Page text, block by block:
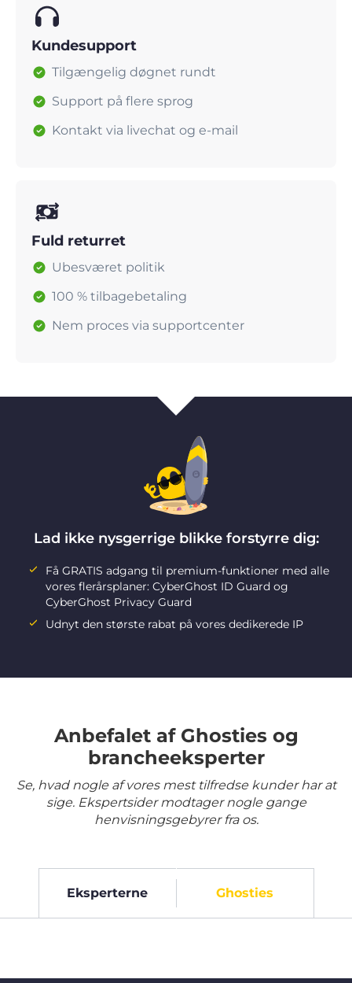
Kundesupport
Tilgængelig døgnet rundt
Support på flere sprog
Kontakt via livechat og e-mail
Fuld returret
Ubesværet politik
100 % tilbagebetaling
Nem proces via supportcenter
Lad ikke nysgerrige blikke forstyrre dig:
Få GRATIS adgang til premium-funktioner med alle
vores flerårsplaner: CyberGhost ID Guard og
CyberGhost Privacy Guard
Udnyt den største rabat på vores dedikerede IP
Anbefalet af Ghosties og
brancheeksperter
Se, hvad nogle af vores mest tilfredse kunder har at
sige. Ekspertsider modtager nogle gange
henvisningsgebyrer fra os.
Eksperterne Ghosties